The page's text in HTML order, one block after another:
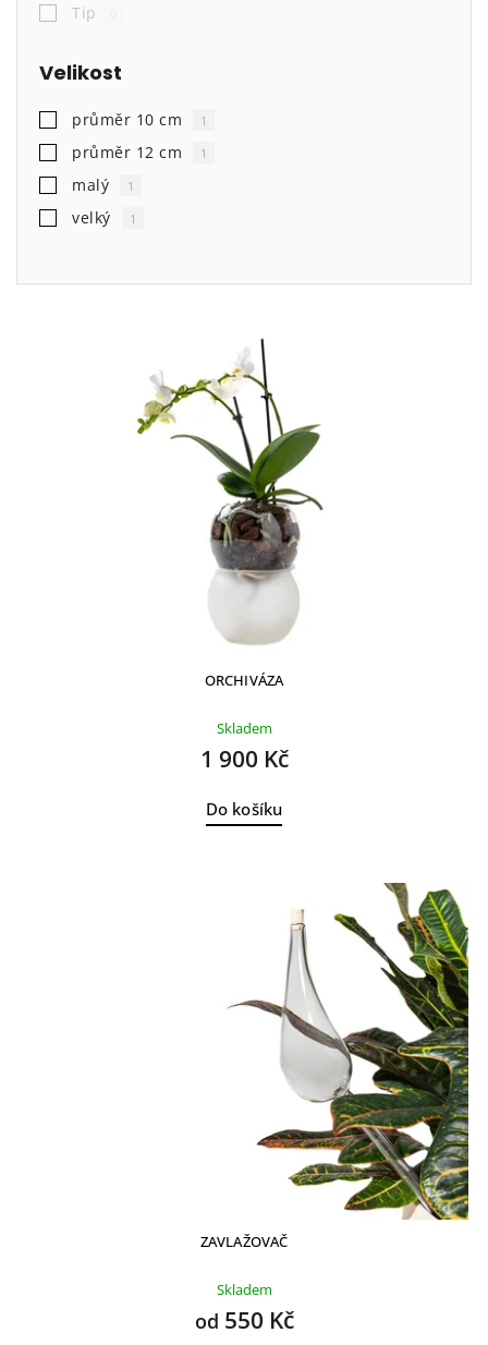
Tip
Velikost
průměr 10 cm 1
průměr 12 cm 1
malý 1
velký 1
ORCHIVÁZA
Skladem
1 900 Kč
Do košíku
ZAVLAŽOVAČ
Skladem
od 550 Kč